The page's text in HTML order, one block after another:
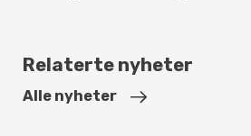
Relaterte nyheter
Alle nyheter